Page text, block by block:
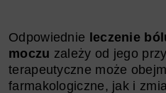
Odpowiednie leczenie
moczu zależy od jego
terapeutyczne może
farmakologiczne, jak i